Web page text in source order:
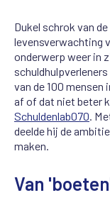
Dukel schrok van
levensverwachting
onderwerp weer in
van de 100 mensen
af of dat niet beter
Schuldenlab070 .
deelde hij de
maken.
Van